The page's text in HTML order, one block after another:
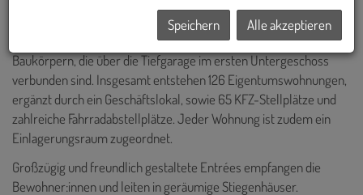
Der Gebäudekomplex besteht aus zwei trapezförmigen
Baukörpern, die über die Tiefgarage im ersten Untergeschoss
verbunden sind. Insgesamt entstehen 126 Eigentumswohnungen,
ergänzt durch ein Geschäftslokal, sowie 65 KFZ-Stellplätze und
zahlreiche Fahrradabstellplätze. Jeder Wohnung ist zudem ein
Einlagerungsraum zugeordnet.
Großzügig und freundlich gestaltete Entrées empfangen die
Bewohner:innen und leiten in geräumige Stiegenhäuser.
Speichern Alle akzeptieren